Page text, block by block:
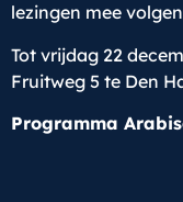
lezingen mee
Tot vrijdag 22
Fruitweg 5 te Den
Programma